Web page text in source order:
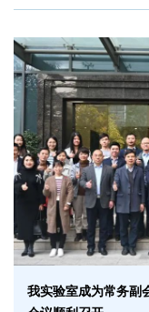
我实验室成为常务副